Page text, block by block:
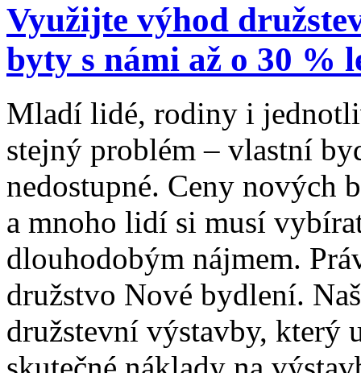
Využijte výhod
byty s námi až o 30 %
Mladí lidé, rodiny i
stejný problém – vlastní
nedostupné. Ceny nových
a mnoho lidí si musí
dlouhodobým nájmem.
družstvo Nové bydlení.
družstevní výstavby, který